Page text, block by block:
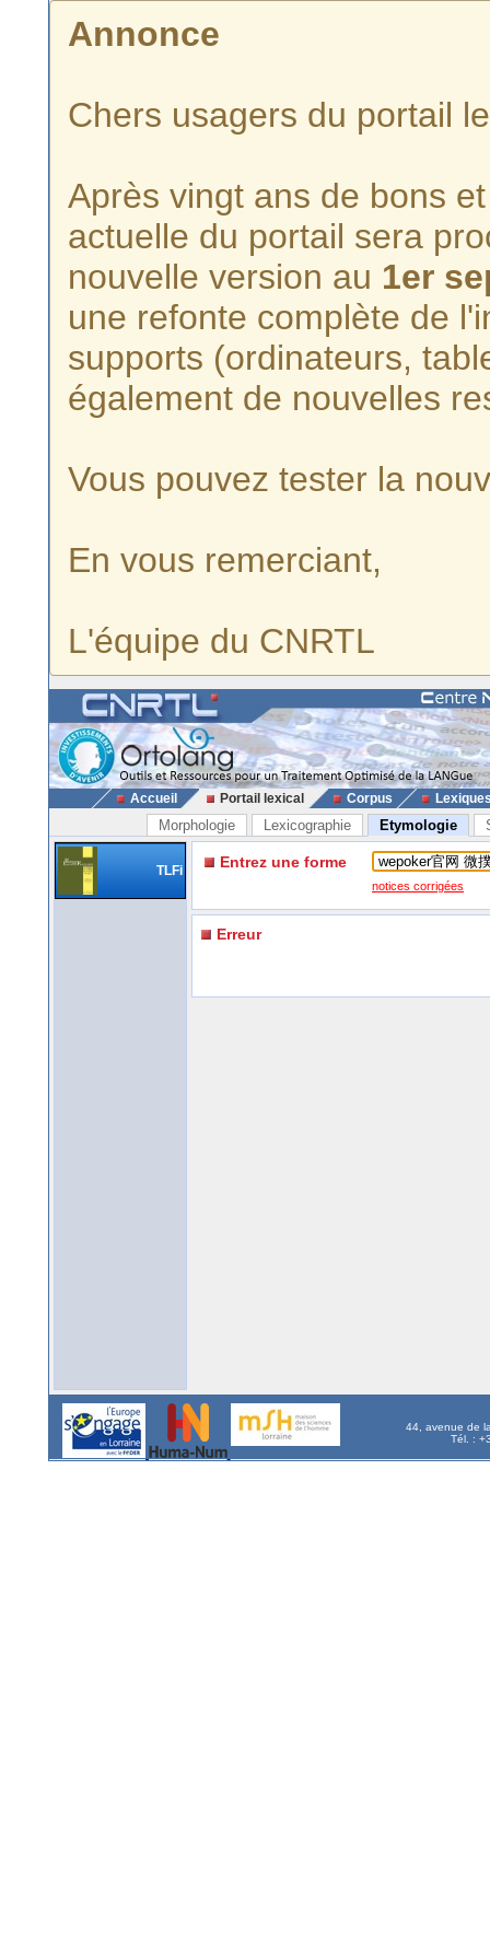
Annonce
Chers usagers du portail
Après vingt ans de bons
actuelle du portail sera
nouvelle version au 1er
une refonte complète de
supports (ordinateurs,
également de nouvelles
Vous pouvez tester la
En vous remerciant,
L'équipe du CNRTL
Accueil Portail lexical Corpus
Morphologie Lexicographie Etymologie
TLFi Entrez une forme
notices corrigées
Erreur
44, avenue de
Tél. :